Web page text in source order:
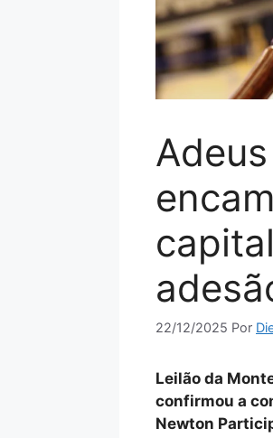
22/12/2025 Por
Leilão da
confirmou a
Newton